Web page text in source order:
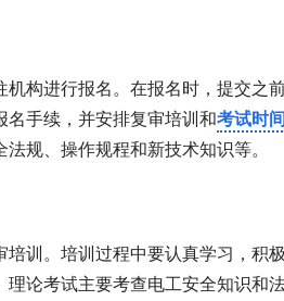
构进行报名。在报名时，提交之
手续，并安排复审培训和考试时间
规、操作规程和新技术知识等。
训。培训过程中要认真学习，积
论考试主要考查电工安全知识和